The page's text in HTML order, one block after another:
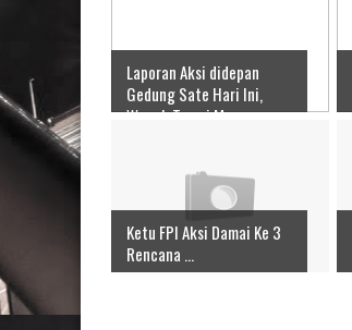
Laporan Aksi didepan
Gedung Sate Hari Ini,
Wagub Temui Massa
Ketu FPI Aksi Damai Ke 3
Rencana ...